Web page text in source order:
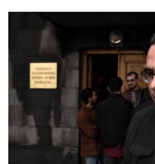
ՏԱՐԱԾԱՇՐՋԱՆ
ՄՇԱԿՈՒՅԹ
ՍՊՈՐՏ
ՄԵԿՆԱԲԱՆՈՒԹՅՈՒՆ
ՏՏ ԵՒ ԻՆՏԵՐՆԵՏ
ԿՈՐՈՆԱՎԻՐՈՒՍ